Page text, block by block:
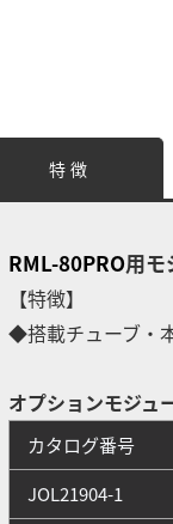
特 徴
RML-80PRO用モ
【特徴】
◆搭載チューブ・
オプションモジュ
カタログ番号
JOL21904-1